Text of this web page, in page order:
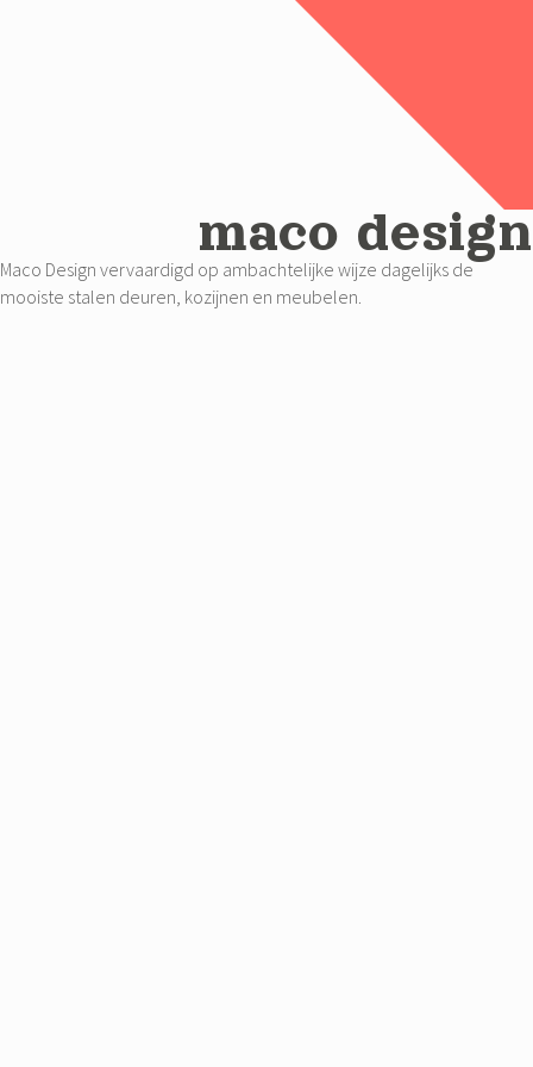
maco design
Maco Design vervaardigd op ambachtelijke wijze dagelijks de
mooiste stalen deuren, kozijnen en meubelen.